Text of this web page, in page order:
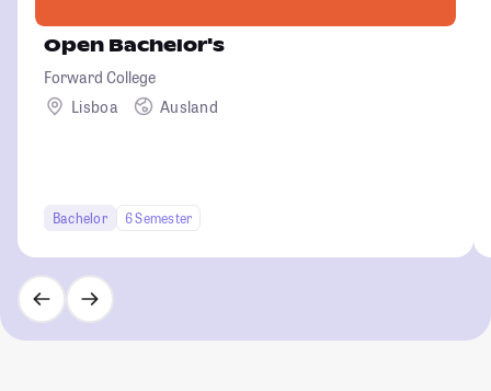
Open Bachelor's
Forward College
Lisboa
Ausland
Bachelor 6 Semester